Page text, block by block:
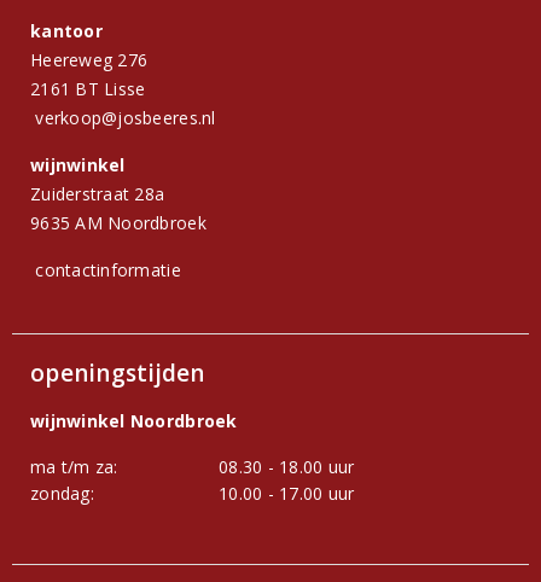
kantoor
Heereweg 276
2161 BT Lisse
verkoop@josbeeres.nl
wijnwinkel
Zuiderstraat 28a
9635 AM Noordbroek
contactinformatie
openingstijden
wijnwinkel Noordbroek
ma t/m za:
08.30 - 18.00 uur
zondag:
10.00 - 17.00 uur